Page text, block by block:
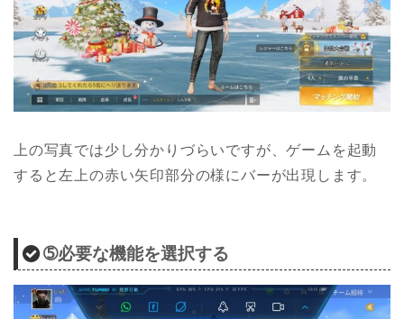
上の写真では少し分かりづらいですが、ゲームを起動
すると左上の赤い矢印部分の様にバーが出現します。
➄必要な機能を選択する